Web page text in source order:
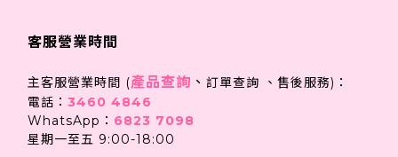
客服營業時間
主客服營業時間 (產品查詢 、 訂單查詢 、售後服務)：
電話： 3460 4846
WhatsApp： 6823 7098
星期一至五 9:00-18:00